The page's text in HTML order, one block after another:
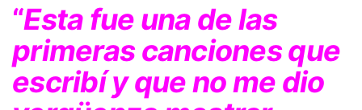
“Esta fue una de las
primeras canciones que
escribí y que no me dio